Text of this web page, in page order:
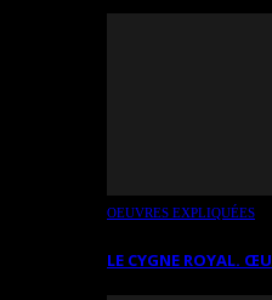
OEUVRES EXPLIQUÉES
LE CYGNE ROYAL.